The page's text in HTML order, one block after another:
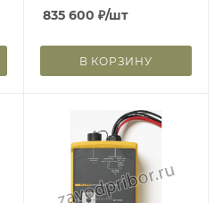
трехфазной сети
(Госреестр РФ)
835 600 ₽/шт
В КОРЗИНУ